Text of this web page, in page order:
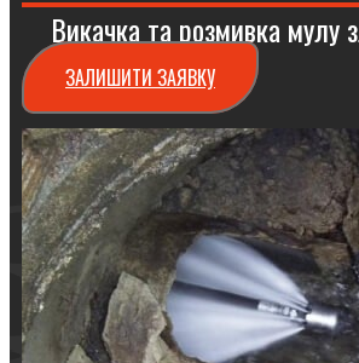
Викачка та розмивка мулу
ЗАЛИШИТИ ЗАЯВКУ